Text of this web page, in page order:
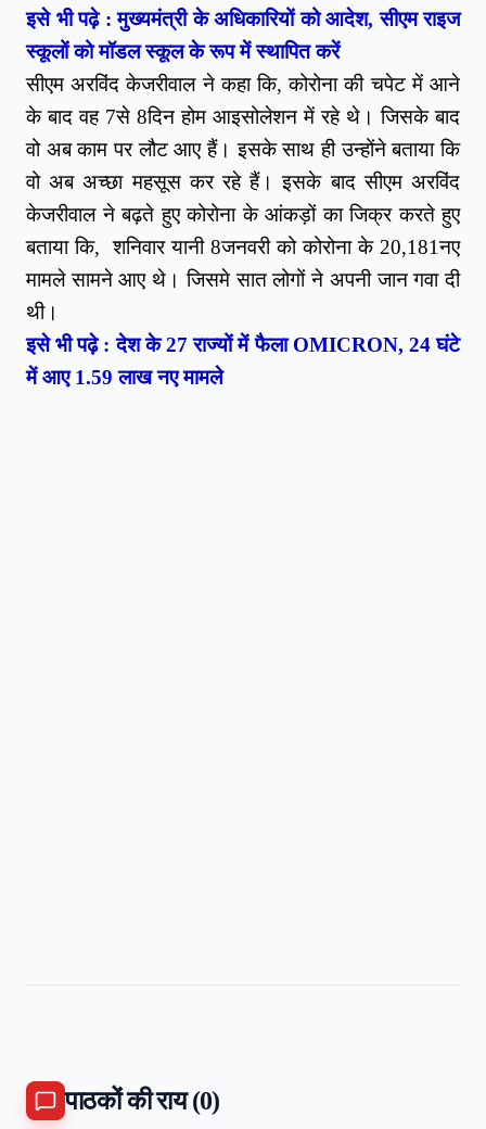
इसे भी पढ़े :मुख्यमंत्री के अधिकारियों को आदेश, सीएम राइज
स्कूलों को मॉडल स्कूल के रूप में स्थापित करें
सीएम अरविंद केजरीवाल ने कहा कि, कोरोना की चपेट में आने
के बाद वह 7से 8दिन होम आइसोलेशन में रहे थे। जिसके बाद
वो अब काम पर लौट आए हैं। इसके साथ ही उन्होंने बताया कि
वो अब अच्‍छा महसूस कर रहे हैं। इसके बाद सीएम अरविंद
केजरीवाल ने बढ़ते हुए कोरोना के आंकड़ों का जिक्र करते हुए
बताया कि, शनिवार यानी 8जनवरी को कोरोना के 20,181नए
मामले सामने आए थे। जिसमे सात लोगों ने अपनी जान गवा दी
थी।
इसे भी पढ़े :देश के 27 राज्‍यों में फैला OMICRON, 24 घंटे
में आए 1.59 लाख नए मामले
पाठकों की राय (0)